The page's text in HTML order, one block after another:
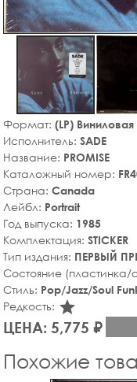
Формат: (LP)
Исполнитель: SADE
Название: PROMISE
Каталожный номер:
Страна: Canada
Лейбл: Portrait
Год выпуска: 1985
Комплектация: STICKER
Тип издания: ПЕРВЫЙ
Состояние (пластинка/
Стиль: Pop/Jazz/Soul
Редкость:
ЦЕНА: 5,775 ₽
Похожие